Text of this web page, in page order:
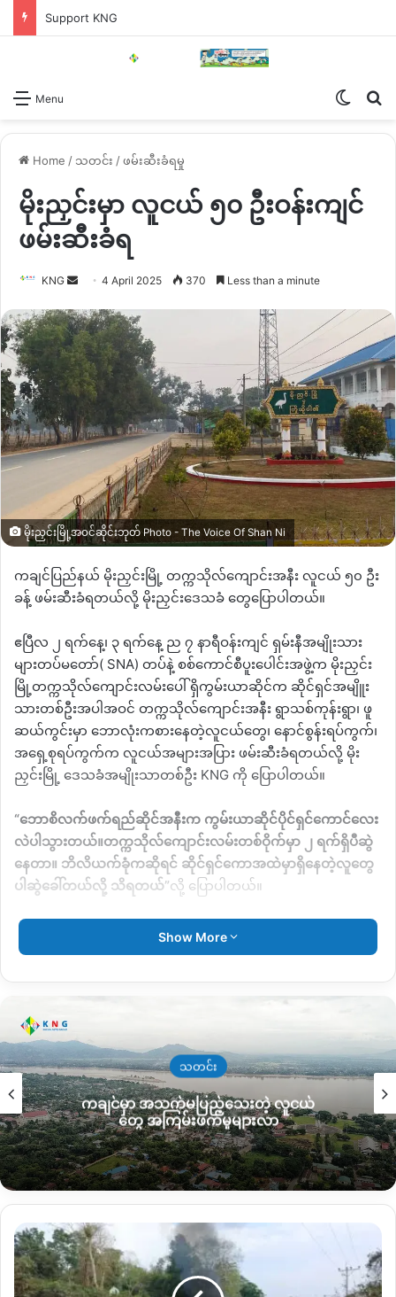
Support KNG
Menu
Home / သတင်း /ဖမ်းဆီးခံရမှု
မိုးညှင်းမှာ လူငယ် ၅၀ ဦးဝန်းကျင်
ဖမ်းဆီးခံရ
KNG
Send
email
4 April 2025 370 Less than a minute
မိုးညှင်းမြို့အဝင်ဆိုင်းဘုတ် Photo - The Voice Of Shan Ni
ကချင်ပြည်နယ် မိုးညှင်းမြို့ တက္ကသိုလ်ကျောင်းအနီး လူငယ် ၅၀ ဦး
ခန့် ဖမ်းဆီးခံရတယ်လို့ မိုးညှင်းဒေသခံ တွေပြောပါတယ်။
ဧပြီလ ၂ ရက်နေ့၊ ၃ ရက်နေ့ ည ၇ နာရီဝန်းကျင် ရှမ်းနီအမျိုးသား
များတပ်မတော်( SNA) တပ်နဲ့ စစ်ကောင်စီပူးပေါင်းအဖွဲ့က မိုးညှင်း
မြို့တက္ကသိုလ်ကျောင်းလမ်းပေါ် ရှိကွမ်းယာဆိုင်က ဆိုင်ရှင်အမျိူး
သားတစ်ဦးအပါအဝင် တက္ကသိုလ်ကျောင်းအနီး ရွာသစ်ကုန်းရွာ၊ ဖူ
ဆယ်ကွင်းမှာ ဘောလုံးကစားနေတဲ့လူငယ်တွေ၊ နောင်စွန်းရပ်ကွက်၊
အ‌ရှေ့စုရပ်ကွက်က လူငယ်အများအပြား ဖမ်းဆီးခံရတယ်လို့ မိုး
ညှင်းမြို့ ဒေသခံအမျိုးသာတစ်ဦး KNG ကို ပြောပါတယ်။
“ဘောစိလက်ဖက်ရည်ဆိုင်အနီးက ကွမ်းယာဆိုင်ပိုင်ရှင်ကောင်လေး
လဲပါသွားတယ်။တက္ကသိုလ်ကျောင်းလမ်းတစ်ဝိုက်မှာ ၂ ရက်ရှိပီဆွဲ
နေတာ။ ဘိလိယက်ခုံကဆိုရင် ဆိုင်ရှင်ကောအထဲမှာရှိနေတဲ့လူတွေ
ပါဆွဲခေါ်တယ်လို့ သိရတယ်”လို့ ပြောပါတယ်။
စစ်ကောင်စီတပ်နဲ့
ပူးပေါင်းတပ်ဟာ မိုးညှင်းမြို့တွင်း၊မြို့ပြင်
နေရာတစ်ချို့မှာ ခုလိုရှောင်တခင်ဝင်ဖမ်းဆီးတာရှိပေမယ့် ဒီတစ်
ဒေသခံတွေ သုံးသပ်နေကြပါတယ်။
ဒါ့အပြင်SNA
တပ်နဲ့နီးစပ်သူပြောပြချက်အရ ဒီရက်ပိုင်းဖမ်းဆီးရမိ
သူ တွေကို စစ်သင်တန်းပို့ဖို့ ပြင်ဆင်နေတယ်လို့လည်း ဆိုပါတယ်။
မိုးညှင်းမြို့ထဲမှာ ခုလိုလူငယ်တွေကိုSNAပူးပေါင်းတပ်က မကြာခန
လိုက်လံဖမ်းဆီးနေတာကြောင့် လူငယ်တွေသွားလာရေးပိုခက်ခဲလာ
သလို တစ်ဖက်မှာ ပြည်သူတွေလည်း ကြောက်လန့်နေရတယ်လို့ မိုး
ညှင်းမြို့ ဒေသခံအမျိုးသမီးတစ်ဦး ခုလိုပြောပါတယ်။
ပြီးတော့ လူငယ်တွေဆိုလည်း ဘယ်မှသွားမရ ကြောက်နေရ
တယ်”လို့ ပြောပါတယ်။
Show More
သတင်း
ကချင်မှာ အသက်မပြည့်သေးတဲ့ လူငယ်
တွေ အကြမ်းဖက်မှုများလာ
ဝါ
ရာ
ဇွ
ပ်